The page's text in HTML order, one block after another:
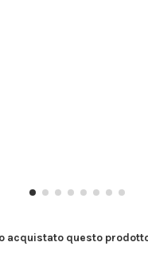
acquistato questo